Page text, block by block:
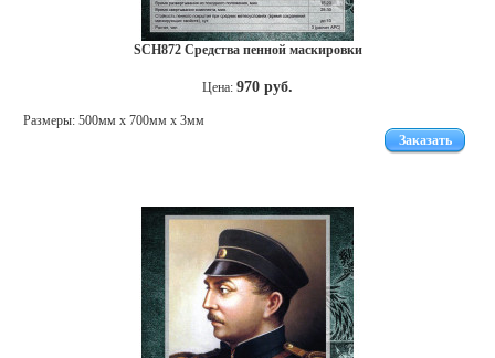
SCH872 Средства пенной маскировки
Цена: 970 руб.
Размеры: 500мм x 700мм х 3мм
Заказать